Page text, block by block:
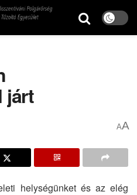
járt
AA
helységünket és az elég